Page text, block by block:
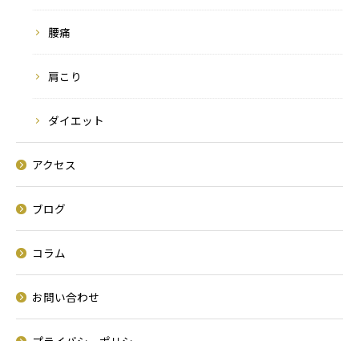
腰痛
肩こり
ダイエット
アクセス
ブログ
コラム
お問い合わせ